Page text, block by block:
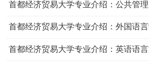
首都经济贸易大学专业介绍：公共管理
首都经济贸易大学专业介绍：英语语